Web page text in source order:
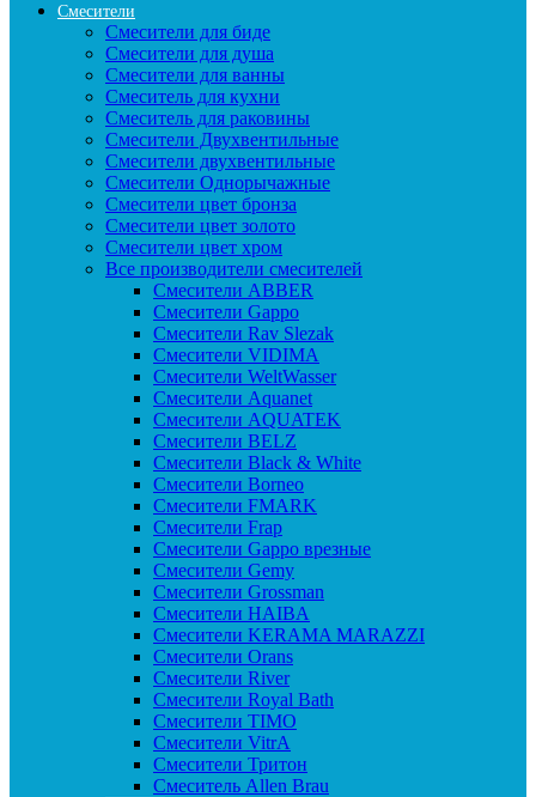
Смесители
Смесители для биде
Смесители для душа
Смесители для ванны
Смеситель для кухни
Смеситель для раковины
Смесители Двухвентильные
Смесители двухвентильные
Смесители Однорычажные
Смесители цвет бронза
Смесители цвет золото
Смесители цвет хром
Все производители смесителей
Cмесители ABBER
Cмесители Gappo
Cмесители Rav Slezak
Cмесители VIDIMA
Cмесители WeltWasser
Смесители Aquanet
Смесители AQUATEK
Смесители BELZ
Смесители Black & White
Смесители Borneo
Смесители FMARK
Смесители Frap
Смесители Gappo врезные
Смесители Gemy
Смесители Grossman
Смесители HAIBA
Смесители KERAMA MARAZZI
Смесители Orans
Смесители River
Смесители Royal Bath
Смесители TIMO
Смесители VitrA
Смесители Тритон
Смеситель Allen Brau